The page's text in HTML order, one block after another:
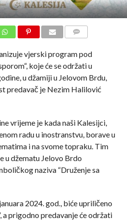
vjerski program pod
koje će se održati u
u džamiji u Jelovom Brdu,
predavač je Nezim Halilović
vrijeme je kada naši Kalesijci,
radu u inostranstvu, borave u
i na svome topraku. Tim
u džematu Jelovo Brdo
naziva “Druženje sa
2024. god., biće upriličeno
a prigodno predavanje će održati